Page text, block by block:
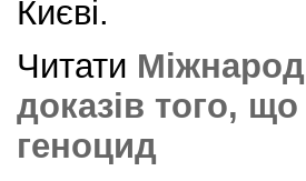
Києві.
Читати
доказів того, що
геноцид